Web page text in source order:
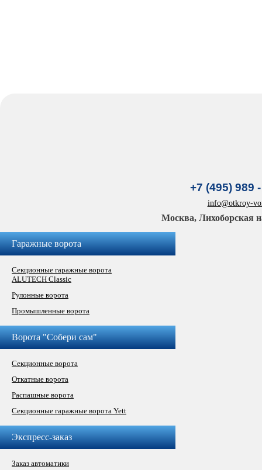
+7 (495) 989
info@otkroy-
Москва, Лихоборская
Гаражные ворота
Секционные гаражные ворота
ALUTECH Classic
Рулонные ворота
Промышленные ворота
Ворота "Собери сам"
Секционные ворота
Откатные ворота
Распашные ворота
Секционные гаражные ворота Yett
Экспресс-заказ
Заказ автоматики